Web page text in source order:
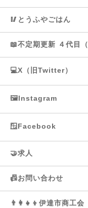
🥢とうふやごはん
📖不定期更新 ４代目
💻X（旧Twitter）
🖼️Instagram
🪟Facebook
🤝求人
📠お問い合わせ
👨‍👩‍👧‍👦伊達市商工会